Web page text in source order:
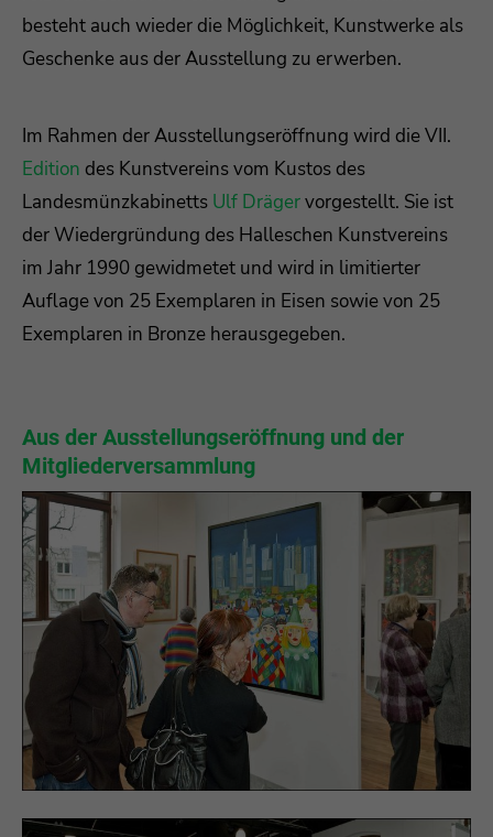
info@yourdomain.com
About us
Lorem ipsum dolor sit amet, consectetuer
adipiscing elit.
Aenean commodo ligula eget dolor. Aenean
massa. Cum sociis natoque penatibus et magnis
dis parturient montes, nascetur ridiculus mus.
Donec quam felis, ultricies nec.
besteht auch wieder die Möglichkeit, Kunstwerke als
Geschenke aus der Ausstellung zu erwerben.
Im Rahmen der Ausstellungseröffnung wird die VII.
Edition des Kunstvereins vom Kustos des
Landesmünzkabinetts Ulf Drägervorgestellt. Sie ist
der Wiedergründung des Halleschen Kunstvereins
im Jahr 1990 gewidmetet und wird in limitierter
Auflage von 25 Exemplaren in Eisen sowie von 25
Exemplaren in Bronze herausgegeben.
Aus der Ausstellungseröffnung und der
Mitgliederversammlung